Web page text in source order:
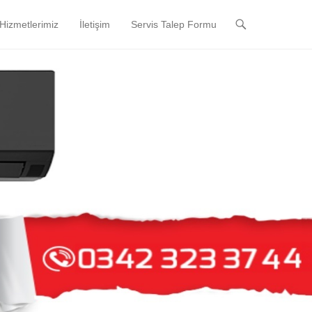
Hizmetlerimiz İletişim Servis Talep Formu